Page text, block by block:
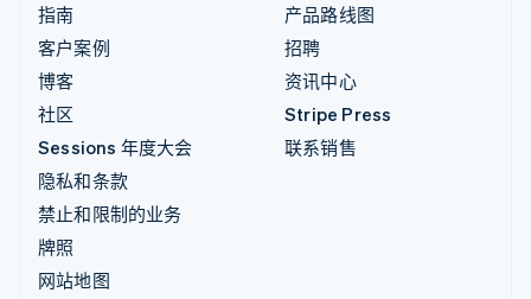
指南
客户案例
博客
社区
Sessions 年度大会
隐私和条款
禁止和限制的业务
牌照
网站地图
产品路线图
招聘
资讯中心
Stripe Press
联系销售